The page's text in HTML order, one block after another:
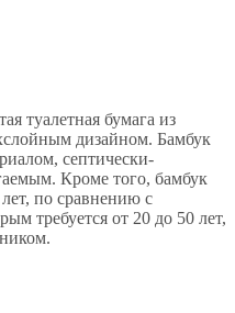
туалетная бумага из
дизайном. Бамбук
септически-
Кроме того, бамбук
лет, по сравнению с
требуется от 20 до 50 лет,